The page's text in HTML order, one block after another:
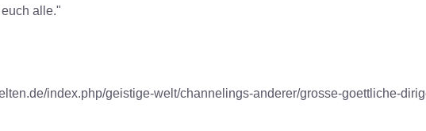
alle."
index.php/geistige-welt/channelings-anderer/grosse-goettliche-